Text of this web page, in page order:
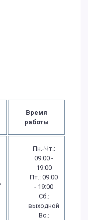
Время
работы
Пн.-Чт.:
09:00 -
19:00
Пт.: 09:00
- 19:00
Сб.:
выходной
Вс.: